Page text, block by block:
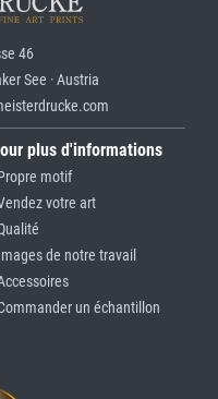
46
See · Austria
plus d'informations
motif
votre art
de notre travail
un échantillon